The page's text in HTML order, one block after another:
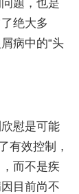
题，也是
绝大多
病中的“头
慰是可能
有效控制，
而不是疾
目前尚不